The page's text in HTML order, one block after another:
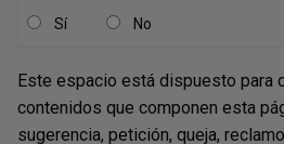
Sí No
Este espacio está dispuesto para
contenidos que componen esta
sugerencia, petición, queja,